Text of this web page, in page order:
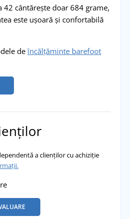
cântărește doar 684 grame,
este ușoară și confortabilă
deîncălțăminte barefoot
a clienților cu achiziție